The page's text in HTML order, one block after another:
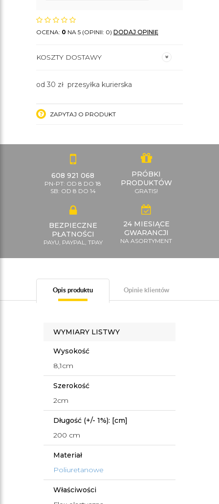
OCENA: 0 NA 5 (OPINII: 0) DODAJ OPINIĘ
KOSZTY DOSTAWY
od 30 zł przesyłka kurierska
ZAPYTAJ O PRODUKT
608 921 068
PN-PT: OD 8 DO 18
SB: OD 8 DO 14
PRÓBKI
PRODUKTÓW
GRATIS!
BEZPIECZNE
PŁATNOŚCI
PAYU, PAYPAL, TPAY
24 MIESIĄCE
GWARANCJI
NA ASORTYMENT
Opis produktu Opinie klientów
WYMIARY LISTWY
Wysokość
8,1cm
Szerokość
2cm
Długość (+/- 1%): [cm]
200 cm
Materiał
Poliuretanowe
Właściwości